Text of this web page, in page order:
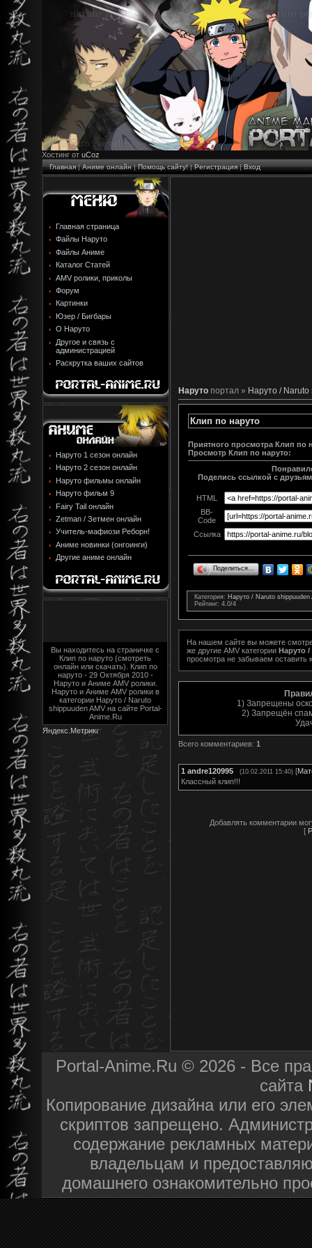
Хостинг от uCoz
Главная|Аниме онлайн|Помощь сайту!|Регистрация|Вход
Главная страница
Файлы Наруто
Файлы Аниме
Каталог Статей
AMV ролики, приколы
Форум
Картинки
Юзер / Бигбары
О Наруто
Другое и связь с
администрацией
Раскрутка ваших сайтов
Наруто 1 сезон онлайн
Наруто 2 сезон онлайн
Наруто фильмы онлайн
Наруто фильм 9
Fairy Tail онлайн
Zetman / Зетмен онлайн
Учитель-мафиози Реборн!
Аниме новинки (онгоинги)
Другие аниме онлайн
Вы находитесь на страничке с
Клип по наруто (смотреть
онлайн или скачать). Клип по
наруто - 29 Октября 2010 -
Наруто и Аниме AMV ролики.
Наруто и Аниме AMV ролики в
категории Наруто / Naruto
shippuuden AMV на сайте Portal-
Anime.Ru
Наруто портал » Наруто /
Клип по наруто
Приятного просмотра Клип по
Просмотр Клип по наруто:
Поделись ссылкой с
HTML
BB-
Code
Ссылка
Поделиться…
Категория: Наруто / Naruto shippuuden
Рейтинг: 4.0/4
На нашем сайте вы можете
же другие AMV категории Наруто
просмотра не забываем оставить
1) Запрещены
2) Запрещён
Всего комментариев: 1
1 andre120995 (10.02.2011 15:40) [
Классный клип!!!
Добавлять комментарии
[
Portal-Anime.Ru © 2026 - Все
сайта
Копирование дизайна или его
скриптов запрещено.
содержание рекламных
владельцам и
домашнего ознакомительно